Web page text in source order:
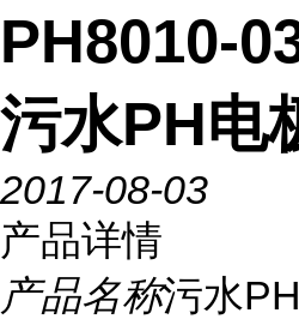
PH8010-
污水PH电
2017-08-03
产品详情
产品名称污水